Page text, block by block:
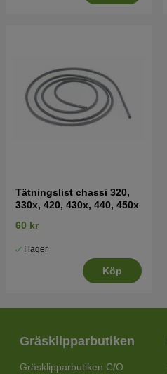
Tätningslist chassi 320,
330x, 420, 430x, 440, 450x
60 kr
I lager
Köp
Gräsklipparbutiken
Gräsklipparbutiken C/O